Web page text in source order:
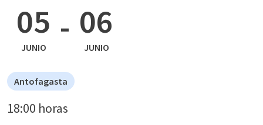
05
JUNIO - 06
JUNIO
Antofagasta
18:00 horas